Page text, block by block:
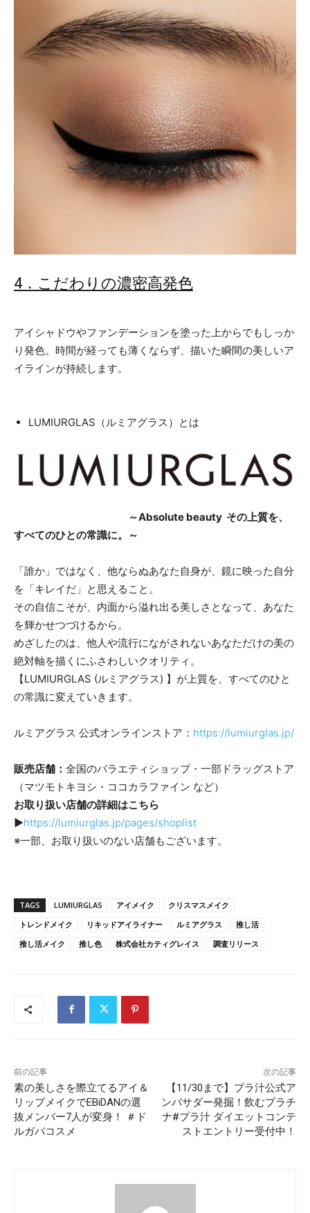
4．こだわりの濃密高発色
アイシャドウやファンデーションを塗った上からでもしっか
り発色。時間が経っても薄くならず、描いた瞬間の美しいア
イラインが持続します。
LUMIURGLAS（ルミアグラス）とは
～Absolute beauty その上質を、
すべてのひとの常識に。～
「誰か」ではなく、他ならぬあなた自身が、鏡に映った自分
を「キレイだ」と思えること。
その自信こそが、内面から溢れ出る美しさとなって、あなた
を輝かせつづけるから。
めざしたのは、他人や流行にながされないあなただけの美の
絶対軸を描くにふさわしいクオリティ。
【LUMIURGLAS (ルミアグラス) 】が上質を、すべてのひと
の常識に変えていきます。
ルミアグラス 公式オンラインストア： https://lumiurglas.jp/
販売店舗： 全国のバラエティショップ・一部ドラッグストア
（マツモトキヨシ・ココカラファイン など）
お取り扱い店舗の詳細はこちら
▶https://lumiurglas.jp/pages/shoplist
※一部、お取り扱いのない店舗もございます。
TAGS LUMIURGLAS アイメイク
クリスマスメイク
トレンドメイク
リキッドアイライナー ルミアグラス
推し活
推し活メイク
推し色 株式会社カティグレイス 調査リリース
前の記事
素の美しさを際立てるアイ＆
リップメイクでEBiDANの選
抜メンバー7人が変身！ ＃ド
ルガバコスメ
次の記事
【11/30まで】プラ汁公式ア
ンバサダー発掘！飲むプラチ
ナ#プラ汁 ダイエットコンテ
ストエントリー受付中！